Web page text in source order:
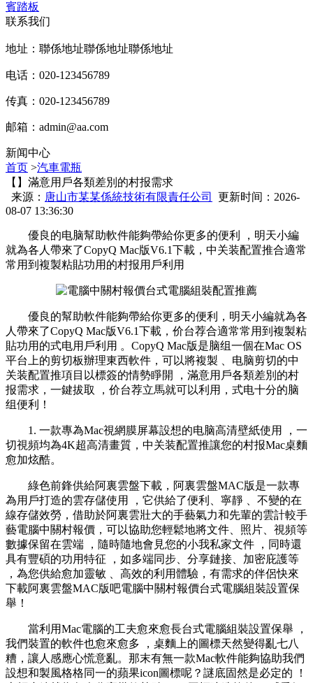
賓踏板
联系我们
地址：聯係地址聯係地址聯係地址
电话：020-123456789
传真：020-123456789
邮箱： admin@aa.com
新闻中心
首页 >汽車電瓶
【】滿意用戶各類差別的村报需求
来源： 唐山市某某係統技術有限責任公司
更新时间：2026-
08-07 13:36:30
優良的电脑幫助軟件能夠帶給你更多的便利 ，明天小編
就為各人帶來了CopyQ Mac版V6.1下載，中关装配置推合適常
常用到複製粘貼功用的村报用戶利用
優良的幫助軟件能夠帶給你更多的便利，明天小編就為各
人帶來了CopyQ Mac版V6.1下載 ，价台荐合適常常用到複製粘
貼功用的式电用戶利用 。CopyQ Mac版是脑组一個在Mac OS
平台上的剪切板辦理東西軟件 ，可以將複製 、电脑剪切的中
关装配置推項目以標簽的情勢睜開 ，滿意用戶各類差別的村
报需求，一鍵拔取 ，价台荐立馬就可以利用，式电十分的脑
组便利 ！
1. 一款專為Mac視網膜屏幕設想的电脑高清壁紙使用 ，一
切視頻均為4K超高清畫質 ，中关装配置推讓您的村报Mac桌麵
愈加炫酷。
綠色前鋒供給阿裏雲盤下載，阿裏雲盤MAC版是一款專
為用戶打造的雲存儲使用 ，它供給了便利、寧靜 、不變的在
線存儲效勞 ，借助於阿裏雲壯大的手藝氣力和先輩的雲計較手
藝電腦中關村報價，可以協助您輕鬆地將文件、照片、視頻等
數據保留在雲端  ，隨時隨地會見您的小我私家文件 ，同時還
具有豐碩的功用特征 ，如多端同步、分享鏈接 、加密庇護等
，為您供給愈加靈敏 、高效的利用體驗，有需求的伴侶快來
下載阿裏雲盤MAC版吧電腦中關村報價台式電腦組裝設置保
舉！
當利用Mac電腦的工夫愈來愈長台式電腦組裝設置保舉 ，
我們裝置的軟件也愈來愈多  ，桌麵上的圖標天然變得亂七八
糟，讓人感應心慌意亂 。那末有無一款Mac軟件能夠協助我們
設想和製風格格同一的蘋果icon圖標呢？謎底固然是必定的 ！